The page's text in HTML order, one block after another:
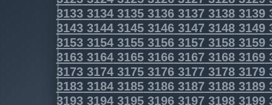
3133313431353136313731383139
3143314431453146314731483149
3153315431553156315731583159
3163316431653166316731683169
3173317431753176317731783179
3183318431853186318731883189
3193319431953196319731983199